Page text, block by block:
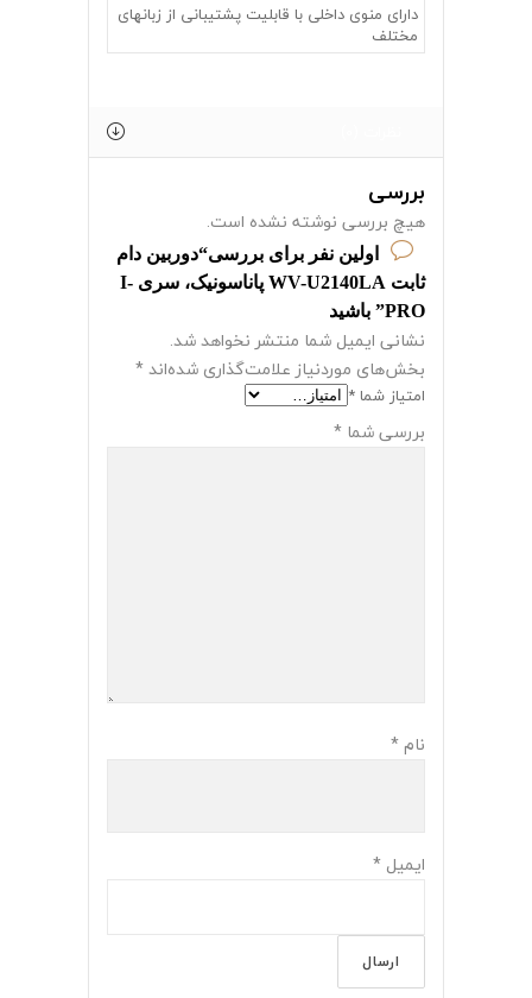
دارای منوی داخلی با قابلیت پشتیبانی از زبانهای
مختلف
بررسی
هیچ بررسی نوشته نشده است.
اولین نفر برای بررسی“دوربین دام
ثابت WV-U2140LA پاناسونیک، سری I-
PRO” باشید
نشانی ایمیل شما منتشر نخواهد شد.
بخش‌های موردنیاز علامت‌گذاری شده‌اند*
امتیاز شما *
بررسی شما *
نام*
ایمیل *